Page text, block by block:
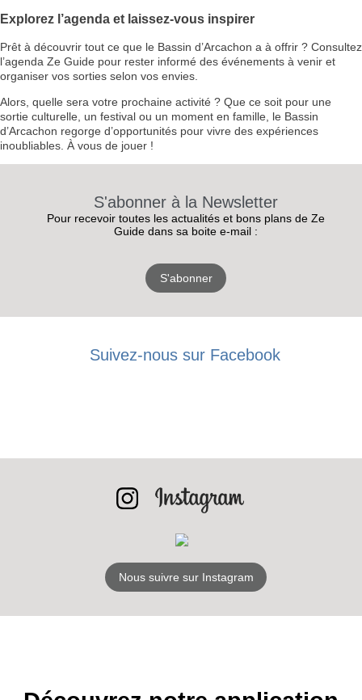
RECEVEZ
BONS PLANS
Explorez l’agenda et laissez-vous inspirer
Prêt à découvrir tout ce que le Bassin d’Arcachon a à offrir ? Consultez
l’agenda Ze Guide pour rester informé des événements à venir et
organiser vos sorties selon vos envies.
Alors, quelle sera votre prochaine activité ? Que ce soit pour une
sortie culturelle, un festival ou un moment en famille, le Bassin
d’Arcachon regorge d’opportunités pour vivre des expériences
inoubliables. À vous de jouer !
S'abonner à la Newsletter
Pour recevoir toutes les actualités et bons plans de Ze
Guide dans sa boite e-mail :
S'abonner
Suivez-nous sur Facebook
Nous suivre sur Instagram